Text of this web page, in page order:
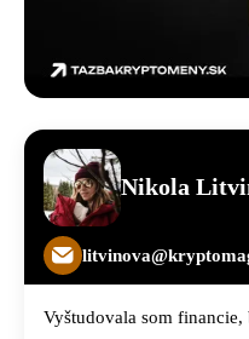
Nikola
Vyštudovala som